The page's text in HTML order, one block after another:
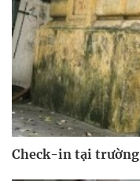
Check-in tại trường